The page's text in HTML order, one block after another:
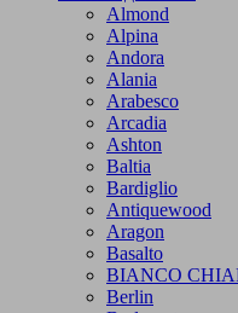
Almond
Alpina
Andora
Alania
Arabesco
Arcadia
Ashton
Baltia
Bardiglio
Antiquewood
Aragon
Basalto
BIANCO
Berlin